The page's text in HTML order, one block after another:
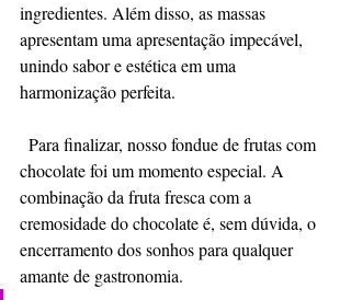
ingredientes. Além disso, as massas
apresentam uma apresentação impecável,
unindo sabor e estética em uma
harmonização perfeita.
chocolate foi um momento especial. A
combinação da fruta fresca com a
cremosidade do chocolate é, sem dúvida, o
encerramento dos sonhos para qualquer
amante de gastronomia.